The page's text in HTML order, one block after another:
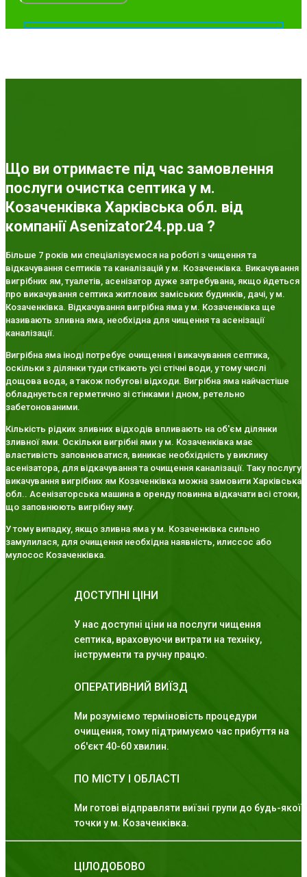
Що ви отримаєте під час замовлення
послуги очистка септика у м.
Козаченківка Харківська обл. від
компанії Asenizator24.pp.ua ?
Більше 7 років ми спеціалізуємося на роботі з чищення та
відкачування септиків та каналізацій у м. Козаченківка. Викачування
вигрібних ям, туалетів, асенізатор дуже затребувана, якщо йдеться
про викачування септика житлових заміських будинків, дачі, у м.
Козаченківка. Відкачування вигрібна яма у м. Козаченківка ще
називають зливна яма, необхідна для чищення та асенізації
каналізації.
Вигрібна яма іноді потребує очищення і викачування септика,
оскільки з ділянки туди стікають усі стічні води, у тому числі
дощова вода, а також побутові відходи. Вигрібна яма найчастіше
обладнується герметично зі стінками і дном, ретельно
забетонованими.
Кількість рідких зливних відходів впливають на об'єм ділянки
зливної ями. Оскільки вигрібні ями у м. Козаченківка має
властивість заповнюватися, виникає необхідність у виклику
асенізатора, для відкачування та очищення каналізації. Таку послугу
викачування вигрібних ям Козаченківка можна замовити Харківська
обл.. Асенізаторська машина в оренду повинна відкачати всі стоки,
що заповнюють вигрібну яму.
У тому випадку, якщо зливна яма у м. Козаченківка сильно
замулилася, для очищення необхідна наявність, илиссос або
мулосос Козаченківка.
ДОСТУПНІ ЦІНИ
У нас доступні ціни на послуги чищення
септика, враховуючи витрати на техніку,
інструменти та ручну працю.
ОПЕРАТИВНИЙ ВИЇЗД
Ми розуміємо терміновість процедури
очищення, тому підтримуємо час прибуття на
об'єкт 40-60 хвилин.
ПО МІСТУ І ОБЛАСТІ
Ми готові відправляти виїзні групи до будь-якої
точки у м. Козаченківка.
ЦІЛОДОБОВО